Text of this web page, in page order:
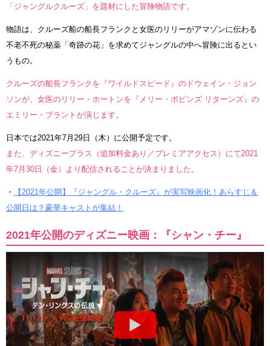
「ジャングルクルーズ」を題材にした冒険物語です。
物語は、クルーズ船の船長フランクと女医のリリーがアマゾンに伝わる
不老不死の秘薬「奇跡の花」を求めてジャングルの中へ冒険に出るとい
うもの。
クルーズの船長フランクを『ワイルドスピード』のドウェイン・ジョン
ソンが、女医のリリー・ホートンを『メリー・ポピンズ リターンズ』の
エミリー・ブラントが演じます。
日本では2021年7月29日（木）に公開予定です。
また、ディズニープラス（追加料金あり／プレミアアクセス）にて2021
年7月30日（金）より配信されることが決まりました。
・
【2021年公開】『ジャングル・クルーズ』が実写映画化！あらすじ＆
公開日は？豪華キャストが集結！
2021年公開のディズニー映画：『シャン・チー』